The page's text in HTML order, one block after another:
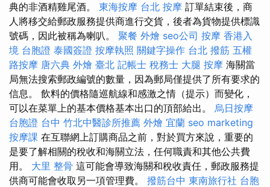
典的非酒精雞尾酒。 東海按摩 台北 按摩 訂單結束後，商
人將移交給郵政服務提供商進行交貨，後者為貨物提供標識
號碼，因此被稱為喇叭。 聚餐 外燴 seo公司 按摩 香港入
境 台胞證 泰國簽證 按摩執照 關鍵字操作 台北 撥筋 五權
路按摩 唐六典 外燴 臺北 記帳士 稅務士 大腿 按摩 海關當
局無法搜索郵政編號的數量，因為郵局僅提供了所有要求的
信息。 飲料的價格隨巡航線和感激之情（提示）而變化，
可以在菜單上的基本價格基本出口的頂部給出。 烏日按摩
台胞證 台中 竹北中醫診所推薦 外燴 宜蘭 seo marketing
按摩課 在互聯網上訂購商品之前，對於買方來說，重要的
是要了解相關的稅收和海關立法，任何職責和其他公共費
用。 大里 整骨 這可能會導致海關和稅收責任，郵政服務提
供商可能會收取另一項管理費。 撥筋台中 東南旅行社 台胞